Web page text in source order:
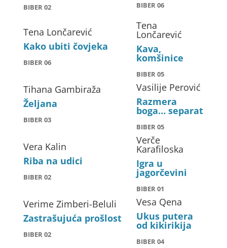
BIBER 02 BIBER 06
Tena Lončarević
Kako ubiti čovjeka
BIBER 06
Tena
Lončarević
Kava,
komšinice
BIBER 05
Tihana Gambiraža
Željana
BIBER 03
Vasilije Perović
Razmera
boga… separat
BIBER 05
Vera Kalin
Riba na udici
BIBER 02
Verče
Karafiloska
Igra u
jagorčevini
BIBER 01
Verime Zimberi-Beluli
Zastrašujuća prošlost
BIBER 02
Vesa Qena
Ukus putera
od kikirikija
BIBER 04